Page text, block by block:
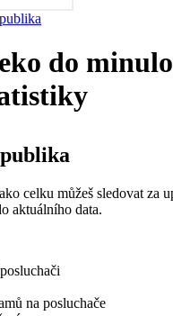
do
celku můžeš sledovat za
aktuálního data.
na posluchače